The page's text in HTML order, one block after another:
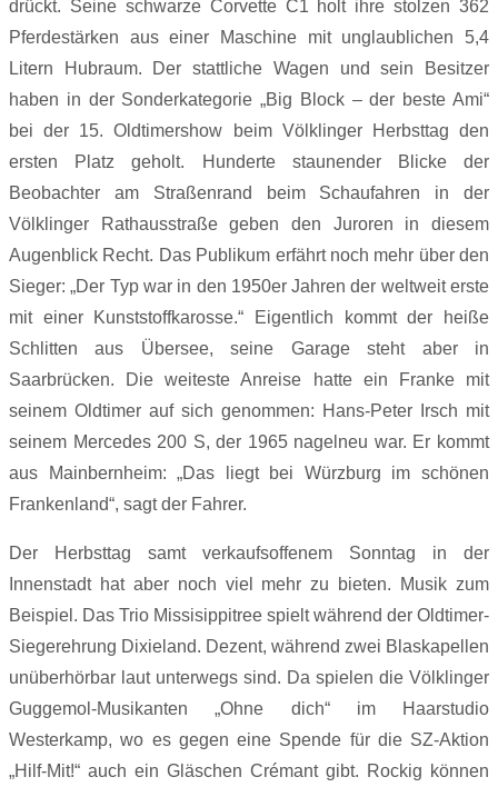
drückt. Seine schwarze Corvette C1 holt ihre stolzen 362
Pferdestärken aus einer Maschine mit unglaublichen 5,4
Litern Hubraum. Der stattliche Wagen und sein Besitzer
haben in der Sonderkategorie „Big Block – der beste Ami“
bei der 15. Oldtimershow beim Völklinger Herbsttag den
ersten Platz geholt. Hunderte staunender Blicke der
Beobachter am Straßenrand beim Schaufahren in der
Völklinger Rathausstraße geben den Juroren in diesem
Augenblick Recht. Das Publikum erfährt noch mehr über den
Sieger: „Der Typ war in den 1950er Jahren der weltweit erste
mit einer Kunststoffkarosse.“ Eigentlich kommt der heiße
Schlitten aus Übersee, seine Garage steht aber in
Saarbrücken. Die weiteste Anreise hatte ein Franke mit
seinem Oldtimer auf sich genommen: Hans-Peter Irsch mit
seinem Mercedes 200 S, der 1965 nagelneu war. Er kommt
aus Mainbernheim: „Das liegt bei Würzburg im schönen
Frankenland“, sagt der Fahrer.
Der Herbsttag samt verkaufsoffenem Sonntag in der
Innenstadt hat aber noch viel mehr zu bieten. Musik zum
Beispiel. Das Trio Missisippitree spielt während der Oldtimer-
Siegerehrung Dixieland. Dezent, während zwei Blaskapellen
unüberhörbar laut unterwegs sind. Da spielen die Völklinger
Guggemol-Musikanten „Ohne dich“ im Haarstudio
Westerkamp, wo es gegen eine Spende für die SZ-Aktion
„Hilf-Mit!“ auch ein Gläschen Crémant gibt. Rockig können